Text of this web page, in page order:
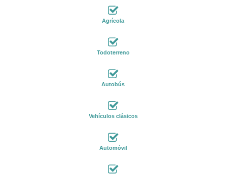
Agrícola
Todoterreno
Autobús
Vehículos clásicos
Automóvil